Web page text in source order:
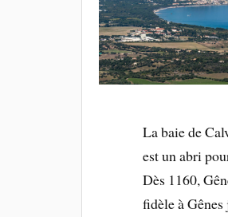
La baie de
est un abri
Dès 1160,
fidèle à Gênes